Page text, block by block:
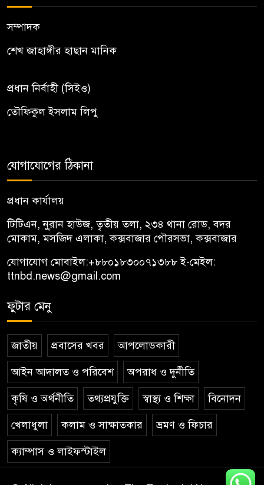
সম্পাদক
শেখ জাহাঙ্গীর হাছান মানিক
প্রধান নির্বাহী (সিইও)
তৌফিকুল ইসলাম লিপু
যোগাযোগের ঠিকানা
প্রধান কার্যালয়
টিটিএন, নু্রান হাউজ, তৃতীয় তলা, ২৩৪ থানা রোড, বদর
মোকাম, মসজিদ এলাকা, কক্সবাজার পৌরসভা, কক্সবাজার
যোগাযোগ মোবাইল:+৮৮০১৮৩০০৭১৩৮৮ই-মেইল:
ttnbd.news@gmail.com
ফুটার মেনু
জাতীয় প্রবাসের খবর আপলোডকারী
আইন আদালত ও পরিবেশ অপরাধ ও দুর্নীতি
কৃষি ও অর্থনীতি তথ্যপ্রযুক্তি স্বাস্থ্য ও শিক্ষা বিনোদন
খেলাধুলা কলাম ও সাক্ষাতকার ভ্রমণ ও ফিচার
ক্যাম্পাস ও লাইফস্টাইল